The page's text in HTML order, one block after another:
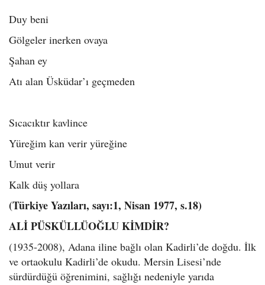
Duy beni
Gölgeler inerken ovaya
Şahan ey
Atı alan Üsküdar’ı geçmeden
Sıcacıktır kavlince
Yüreğim kan verir yüreğine
Umut verir
Kalk düş yollara
(Türkiye Yazıları, sayı:1, Nisan 1977, s.18)
ALİ PÜSKÜLLÜOĞLU KİMDİR?
(1935-2008), Adana iline bağlı olan Kadirli’de doğdu. İlk
ve ortaokulu Kadirli’de okudu. Mersin Lisesi’nde
sürdürdüğü öğrenimini, sağlığı nedeniyle yarıda